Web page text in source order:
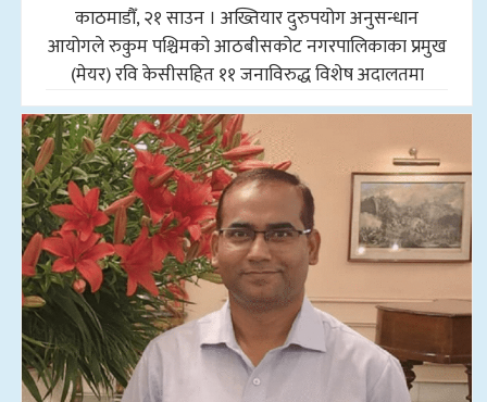
काठमाडौँ, २१ साउन । अख्तियार दुरुपयोग अनुसन्धान
आयोगले रुकुम पश्चिमको आठबीसकोट नगरपालिकाका प्रमुख
(मेयर) रवि केसीसहित ११ जनाविरुद्ध विशेष अदालतमा